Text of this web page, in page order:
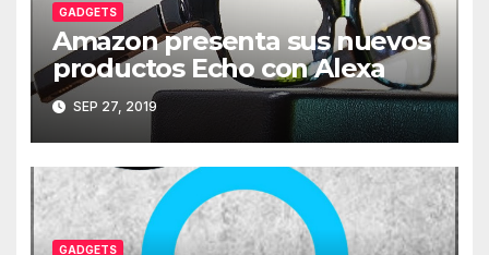
GADGETS
Amazon presenta sus nuevos
productos Echo con Alexa
SEP 27, 2019
GADGETS